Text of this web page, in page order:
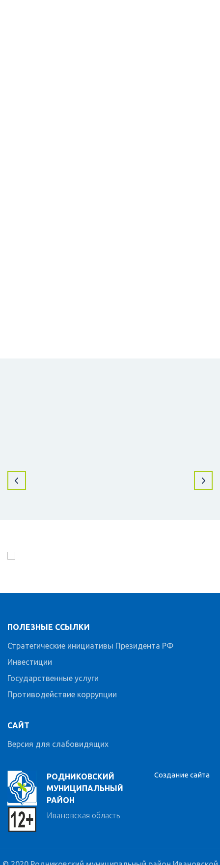
РОДНИКОВСКИЙ
МУНИЦИПАЛЬНЫЙ
РАЙОН
Ивановская область
ПОЛЕЗНЫЕ ССЫЛКИ
Стратегические инициативы Президента РФ
Инвестиции
Государственные услуги
Противодействие коррупции
САЙТ
Версия для слабовидящих
Создание сайта